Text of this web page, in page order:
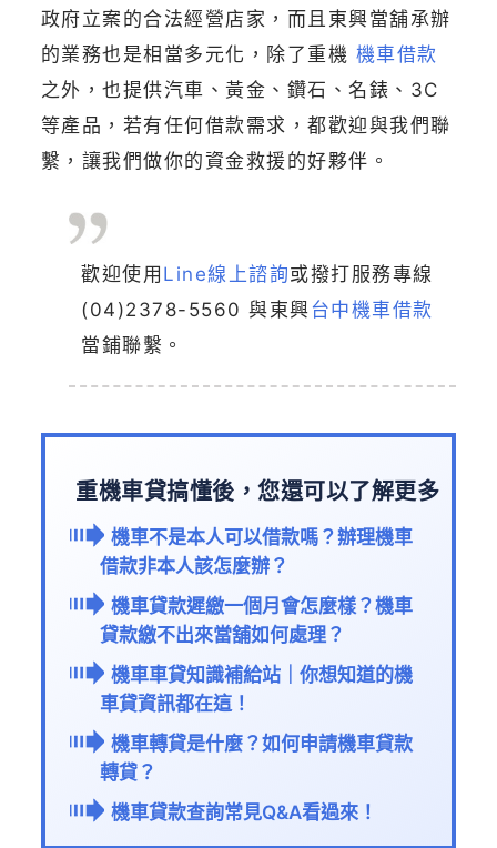
政府立案的合法經營店家，而且東興當舖承辦
的業務也是相當多元化，除了重機 機車借款
之外，也提供汽車、黃金、鑽石、名錶、3C
等產品，若有任何借款需求，都歡迎與我們聯
繫，讓我們做你的資金救援的好夥伴。
歡迎使用 Line線上諮詢或撥打服務專線
(04)2378-5560與東興台中機車借款
當鋪聯繫。
重機車貸搞懂後，您還可以了解更多
機車不是本人可以借款嗎？辦理機車
借款非本人該怎麼辦？
機車貸款遲繳一個月會怎麼樣？機車
貸款繳不出來當舖如何處理？
機車車貸知識補給站｜你想知道的機
車貸資訊都在這！
機車轉貸是什麼？如何申請機車貸款
轉貸？
機車貸款查詢常見Q&A看過來！